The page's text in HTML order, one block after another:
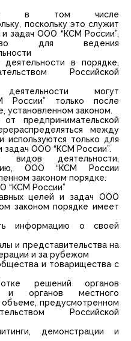
в том числе
поскольку это служит
задач ООО “КСМ России”,
для ведения
в порядке,
Российской
могут
России” только после
установленном законом.
предпринимательской
между
только для
задач ООО “КСМ России”.
видов деятельности,
ООО “КСМ России
законом порядке.
“КСМ России”
целей и задач ООО
законом порядке имеет
информацию о своей
и представительства на
и за рубежом
и товарищества с
решений органов
и органов местного
предусмотренном
Российской
демонстрации и